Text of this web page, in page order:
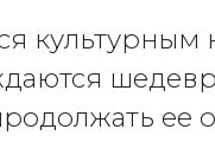
культурным
ее